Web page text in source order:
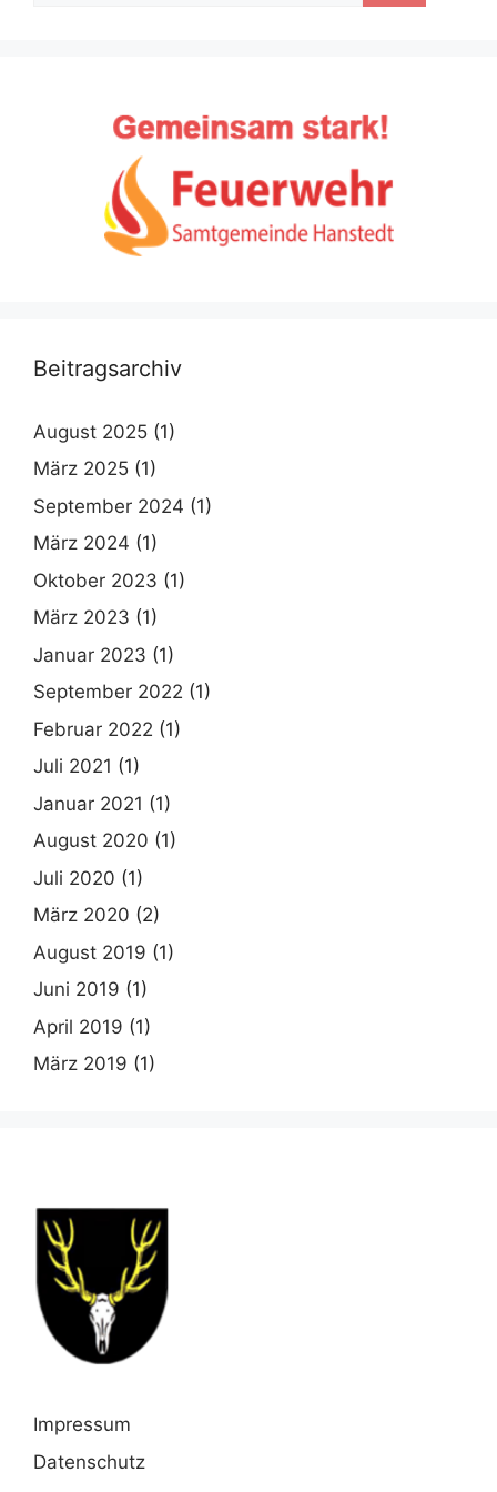
Beitragsarchiv
August 2025 (1)
März 2025 (1)
September 2024 (1)
März 2024 (1)
Oktober 2023 (1)
März 2023 (1)
Januar 2023 (1)
September 2022 (1)
Februar 2022 (1)
Juli 2021 (1)
Januar 2021 (1)
August 2020 (1)
Juli 2020 (1)
März 2020 (2)
August 2019 (1)
Juni 2019 (1)
April 2019 (1)
März 2019 (1)
Impressum
Datenschutz